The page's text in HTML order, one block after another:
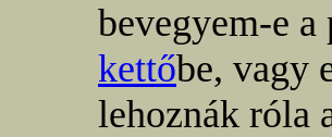
bevegyem-e
kettőbe, vagy
lehoznák róla